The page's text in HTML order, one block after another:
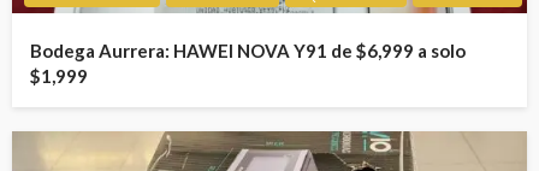
Bodega Aurrera: HAWEI NOVA Y91 de $6,999 a solo
$1,999